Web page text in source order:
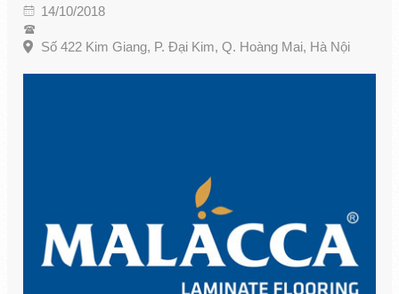
14/10/2018
Số 422 Kim Giang, P. Đại Kim, Q. Hoàng Mai, Hà Nội